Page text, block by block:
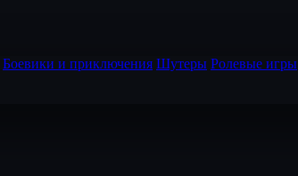
Боевики и приключения Шутеры Ролевые игры